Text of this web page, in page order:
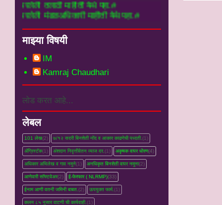
माहीती येथे पहा.#
माहीती येथे पहा.#
माझ्या विषयी
IM
Kamraj Chaudhari
लोड करत आहे...
लेबल
101 लेख(2) ७/१२ सदरी बिनशेती नोंद व आकार काढणेची पध्दती.(1)
ॲग्रिस्टॅक(1) अंशदान निवृत्तीवेतन व्‍याज दर.(1) अकृषक वापर धोरण(4)
अधिकार अभिलेख व गाव नमुने(1) अनधिकृत बिनशेती वापर नमुना(2)
आणेवारी सॉफ्टवेअर(2) ई-फेरफार ( NLRMP)(33)
ईनाम आणी वतनी जमिनी बाबत.(2) ऊपयुक्त फार्म.(1)
कलम ८५ नुसार वाटणी ची कार्यवाही.(1)